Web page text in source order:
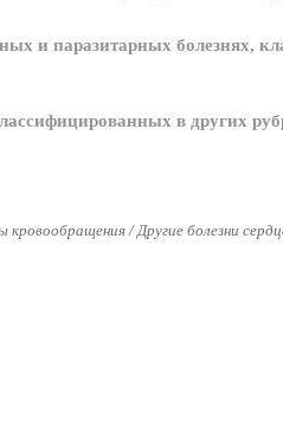
и паразитарных болезнях,
в других
кровообращения / Другие болезни